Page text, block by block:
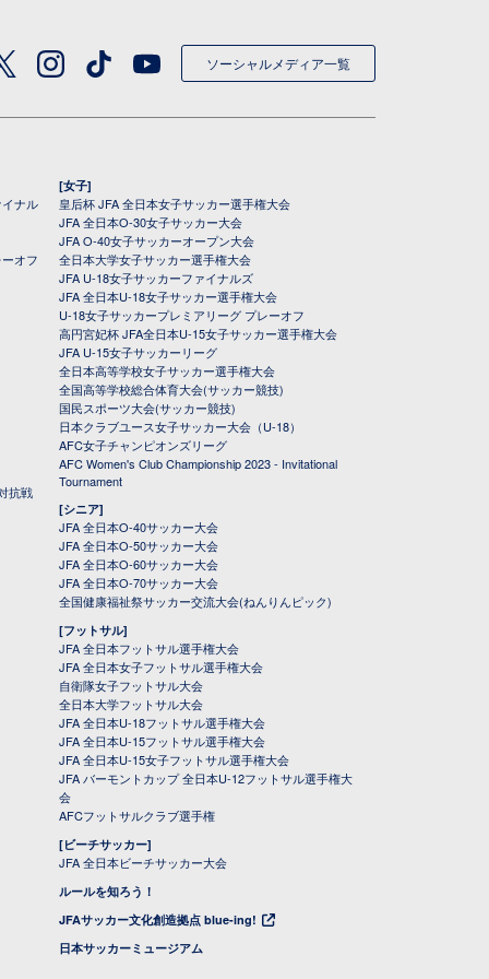
ソーシャルメディア一覧
ナル
オフ
抗戦
[女子]
皇后杯 JFA 全日本女子サッカー選手権大会
JFA 全日本O-30女子サッカー大会
JFA O-40女子サッカーオープン大会
全日本大学女子サッカー選手権大会
JFA U-18女子サッカーファイナルズ
JFA 全日本U-18女子サッカー選手権大会
U-18女子サッカープレミアリーグ プレーオフ
高円宮妃杯 JFA全日本U-15女子サッカー選手権大会
JFA U-15女子サッカーリーグ
全日本高等学校女子サッカー選手権大会
全国高等学校総合体育大会(サッカー競技)
国民スポーツ大会(サッカー競技)
日本クラブユース女子サッカー大会（U-18）
AFC女子チャンピオンズリーグ
AFC Women's Club Championship 2023 - Invitational
Tournament
[シニア]
JFA 全日本O-40サッカー大会
JFA 全日本O-50サッカー大会
JFA 全日本O-60サッカー大会
JFA 全日本O-70サッカー大会
全国健康福祉祭サッカー交流大会(ねんりんピック)
[フットサル]
JFA 全日本フットサル選手権大会
JFA 全日本女子フットサル選手権大会
自衛隊女子フットサル大会
全日本大学フットサル大会
JFA 全日本U-18フットサル選手権大会
JFA 全日本U-15フットサル選手権大会
JFA 全日本U-15女子フットサル選手権大会
JFA バーモントカップ 全日本U-12フットサル選手権大
会
AFCフットサルクラブ選手権
[ビーチサッカー]
JFA 全日本ビーチサッカー大会
ルールを知ろう！
JFAサッカー文化創造拠点 blue-ing!
日本サッカーミュージアム